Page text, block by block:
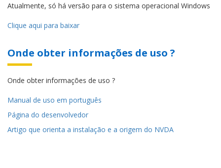
Atualmente, só há versão para o sistema operacional Windows
Clique aqui para baixar
Onde obter informações de uso ?
Onde obter informações de uso ?
Manual de uso em português
Página do desenvolvedor
Artigo que orienta a instalação e a origem do NVDA